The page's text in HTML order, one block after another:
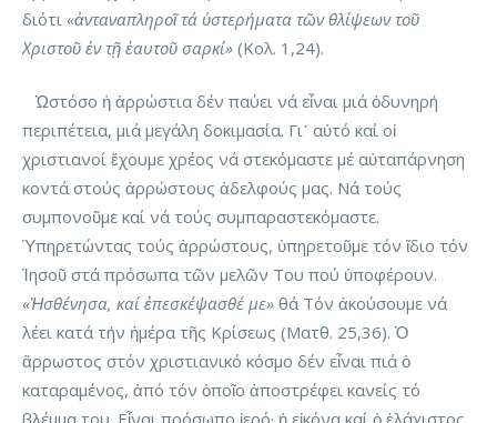
διότι «ἀνταναπληροῖ τά ὑστερήματα τῶν θλίψεων τοῦ
Χριστοῦ ἐν τῇ ἑαυτοῦ σαρκί» (Κολ. 1,24).
Ὡστόσο ἡ ἀρρώστια δέν παύει νά εἶναι μιά ὀδυνηρή
περιπέτεια, μιά μεγάλη δοκιμασία. Γι᾽ αὐτό καί οἱ
χριστιανοί ἔχουμε χρέος νά στεκόμαστε μέ αὐταπάρνηση
κοντά στούς ἀρρώστους ἀδελφούς μας. Νά τούς
συμπονοῦμε καί νά τούς συμπαραστεκόμαστε.
Ὑπηρετώντας τούς ἀρρώστους, ὑπηρετοῦμε τόν ἴδιο τόν
Ἰησοῦ στά πρόσωπα τῶν μελῶν Του πού ὑποφέρουν.
«Ἠσθένησα, καί ἐπεσκέψασθέ με» θά Τόν ἀκούσουμε νά
λέει κατά τήν ἡμέρα τῆς Κρίσεως (Ματθ. 25,36). Ὁ
ἄρρωστος στόν χριστιανικό κόσμο δέν εἶναι πιά ὁ
καταραμένος, ἀπό τόν ὁποῖο ἀποστρέφει κανείς τό
βλέμμα του. Εἶναι πρόσωπο ἱερό· ἡ εἰκόνα καί ὁ ἐλάχιστος